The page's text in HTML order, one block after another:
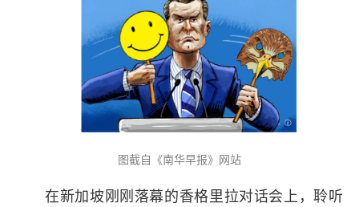
图截自《南华早报》网站
在新加坡刚刚落幕的香格里拉对话会上，聆听